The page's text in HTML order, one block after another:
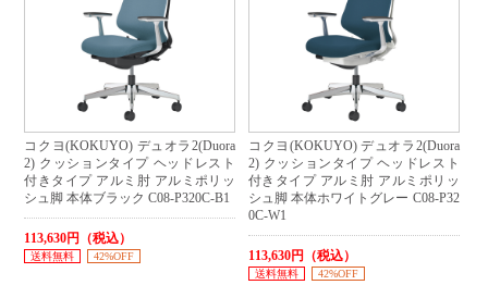
コクヨ(KOKUYO) デュオラ2(Duora
2) クッションタイプ ヘッドレスト
付きタイプ アルミ肘 アルミポリッ
シュ脚 本体ブラック C08-P320C-B1
113,630円（税込）
送料無料 42%OFF
コクヨ(KOKUYO) デュオラ2(Duora
2) クッションタイプ ヘッドレスト
付きタイプ アルミ肘 アルミポリッ
シュ脚 本体ホワイトグレー C08-P32
0C-W1
113,630円（税込）
送料無料 42%OFF